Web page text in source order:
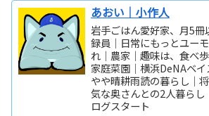
あおい｜小作人
岩手ごはん愛好家、月5
録員｜日常にもっとユー
れ｜農家｜趣味は、食べ歩
家庭菜園｜横浜DeNAベイ
やや晴耕雨読の暮らし｜
気な奥さんとの2人暮ら
ログスタート